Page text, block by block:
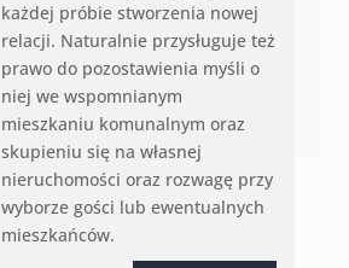
każdej próbie stworzenia nowej
relacji. Naturalnie przysługuje też
prawo do pozostawienia myśli o
niej we wspomnianym
mieszkaniu komunalnym oraz
skupieniu się na własnej
nieruchomości oraz rozwagę przy
wyborze gości lub ewentualnych
mieszkańców.